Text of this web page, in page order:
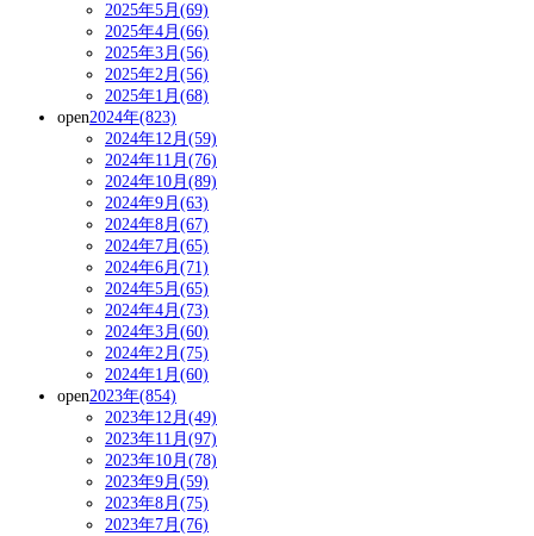
2025年5月(69)
2025年4月(66)
2025年3月(56)
2025年2月(56)
2025年1月(68)
open2024年(823)
2024年12月(59)
2024年11月(76)
2024年10月(89)
2024年9月(63)
2024年8月(67)
2024年7月(65)
2024年6月(71)
2024年5月(65)
2024年4月(73)
2024年3月(60)
2024年2月(75)
2024年1月(60)
open2023年(854)
2023年12月(49)
2023年11月(97)
2023年10月(78)
2023年9月(59)
2023年8月(75)
2023年7月(76)